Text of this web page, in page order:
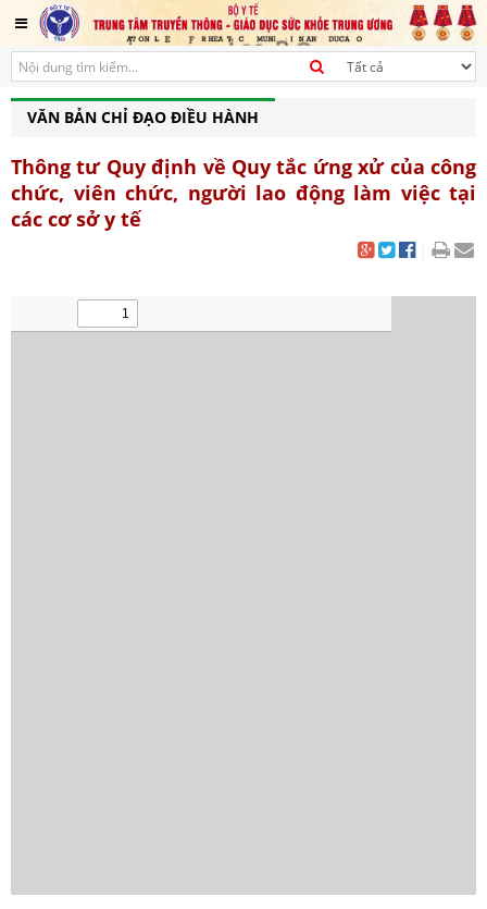
VĂN BẢN CHỈ ĐẠO ĐIỀU HÀNH
Thông tư Quy định về Quy tắc ứng xử của công
chức, viên chức, người lao động làm việc tại
các cơ sở y tế